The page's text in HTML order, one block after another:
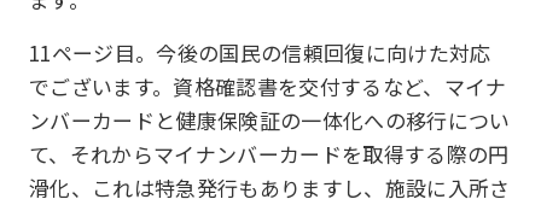
11ページ目。今後の国民の信頼回復に向けた対応
でございます。資格確認書を交付するなど、マイナ
ンバーカードと健康保険証の一体化への移行につい
て、それからマイナンバーカードを取得する際の円
滑化、これは特急発行もありますし、施設に入所さ